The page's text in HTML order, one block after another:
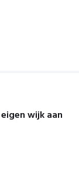
wijk aan